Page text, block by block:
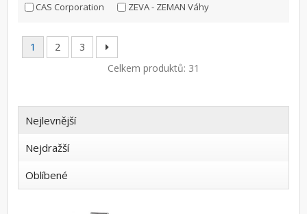
CAS Corporation ZEVA - ZEMAN Váhy
1 2
3
Celkem produktů: 31
Nejlevnější
Nejdražší
Oblíbené